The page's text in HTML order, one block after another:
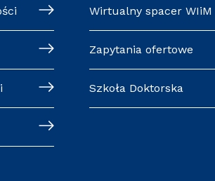
Wirtualny spacer WIiM
Zapytania ofertowe
Szkoła Doktorska